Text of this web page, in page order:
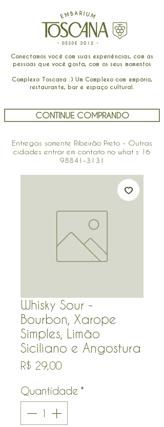
Conectamos você com suas experiências, com as
pessoas que você gosta, com os seus momentos
Complexo Toscana :) Um Complexo com empório,
restaurante, bar e espaço cultural.
CONTINUE COMPRANDO
Entregas somente Ribeirão Preto - Outras
cidades entrar em contato no what´s 16
98841-3131
Whisky Sour -
Bourbon, Xarope
Simples, Limão
Siciliano e Angostura
R$ 29,00Preço
Quantidade *